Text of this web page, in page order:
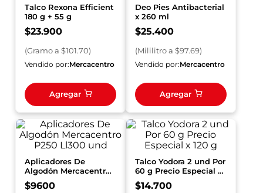
Talco Rexona Efficient
180 g + 55 g
$23.900
(Gramoa $101.70)
Vendido por:Mercacentro
Agregar
Deo Pies Antibacterial
x 260 ml
$25.400
(Mililitroa $97.69)
Vendido por:Mercacentro
Agregar
Aplicadores De
Algodón Mercacentro
P250 Ll300 und
$9600
Talco Yodora 2 und Por
60 g Precio Especial x
120 g
$14.700